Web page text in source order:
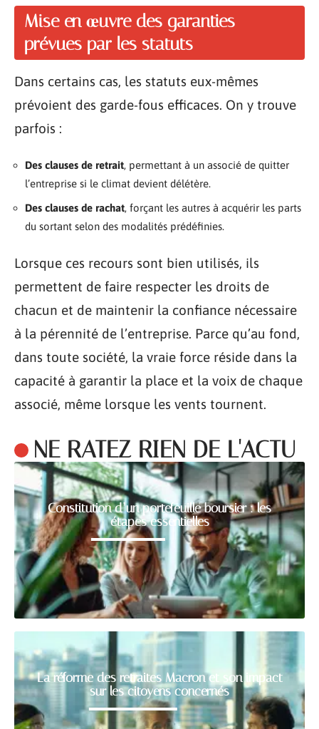
Mise en œuvre des garanties
prévues par les statuts
Dans certains cas, les statuts eux-mêmes
prévoient des garde-fous efficaces. On y trouve
parfois :
Des clauses de retrait, permettant à un associé de quitter
l’entreprise si le climat devient délétère.
Des clauses de rachat, forçant les autres à acquérir les parts
du sortant selon des modalités prédéfinies.
Lorsque ces recours sont bien utilisés, ils
permettent de faire respecter les droits de
chacun et de maintenir la confiance nécessaire
à la pérennité de l’entreprise. Parce qu’au fond,
dans toute société, la vraie force réside dans la
capacité à garantir la place et la voix de chaque
associé, même lorsque les vents tournent.
NE RATEZ RIEN DE L'ACTU
Constitution d’un portefeuille boursier : les
étapes essentielles
La réforme des retraites Macron et son impact
sur les citoyens concernés